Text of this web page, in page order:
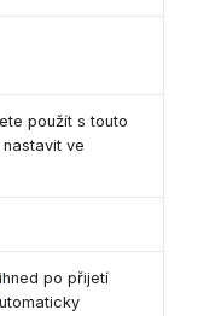
použít s touto
ve
ihned po přijetí